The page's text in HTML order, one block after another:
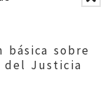
básica sobre
del Justicia